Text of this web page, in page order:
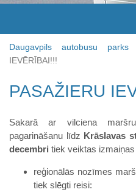
Daugavpils autobusu parks
IEVĒRĪBAI!!!
PASAŽIERU
Sakarā ar vilciena
pagarināšanu līdz Krāslavas
decembri tiek veiktas
reģionālās nozīmes
tiek slēgti reisi: